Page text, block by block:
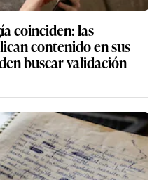
coinciden: las
contenido en sus
buscar validación